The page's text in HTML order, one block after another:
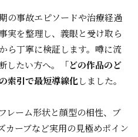
の事故エピソードや治療経過
実を整理し、義眼と受け取ら
ら丁寧に検証します。噂に流
したい方へ。
「どの作品のど
索引で最短導線化しました。
レーム形状と顔型の相性、ブ
カーブなど実用の見極めポイン